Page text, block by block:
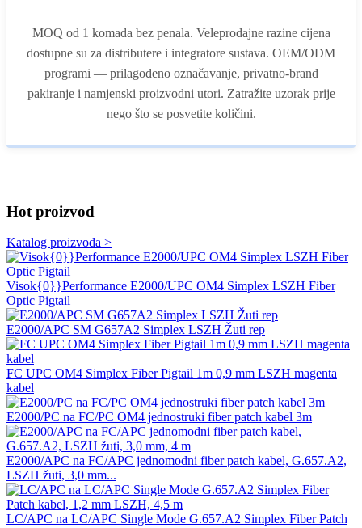
MOQ od 1 komada bez penala. Veleprodajne razine cijena
dostupne su za distributere i integratore sustava. OEM/ODM
programi — prilagođeno označavanje, privatno-brand
pakiranje i namjenski proizvodni utori. Zatražite uzorak prije
nego što se posvetite količini.
Hot proizvod
Katalog proizvoda >
Visok{0}}Performance E2000/UPC OM4 Simplex LSZH Fiber
Optic Pigtail
E2000/APC SM G657A2 Simplex LSZH Žuti rep
FC UPC OM4 Simplex Fiber Pigtail 1m 0,9 mm LSZH magenta
kabel
E2000/PC na FC/PC OM4 jednostruki fiber patch kabel 3m
E2000/APC na FC/APC jednomodni fiber patch kabel, G.657.A2,
LSZH žuti, 3,0 mm...
LC/APC na LC/APC Single Mode G.657.A2 Simplex Fiber Patch